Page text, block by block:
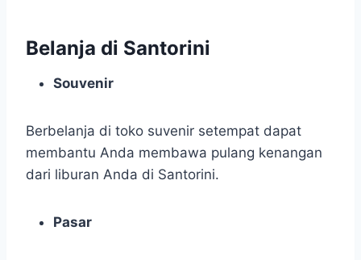
Belanja di Santorini
Souvenir
Berbelanja di toko suvenir setempat dapat
membantu Anda membawa pulang kenangan
dari liburan Anda di Santorini.
Pasar